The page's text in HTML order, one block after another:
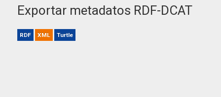
Exportar metadatos RDF-DCAT
RDF XML Turtle